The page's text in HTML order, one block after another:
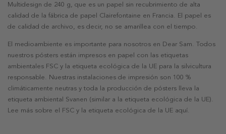
Multidesign de 240 g, que es un papel sin recubrimiento de alta
calidad de la fábrica de papel Clairefontaine en Francia. El papel es
de calidad de archivo, es decir, no se amarillea con el tiempo.
El medioambiente es importante para nosotros en Dear Sam. Todos
nuestros pósters están impresos en papel con las etiquetas
ambientales FSC y la etiqueta ecológica de la UE para la silvicultura
responsable. Nuestras instalaciones de impresión son 100 %
climáticamente neutras y toda la producción de pósters lleva la
etiqueta ambiental Svanen (similar a la etiqueta ecológica de la UE).
Lee más sobre el FSC y la etiqueta ecológica de la UE aquí.